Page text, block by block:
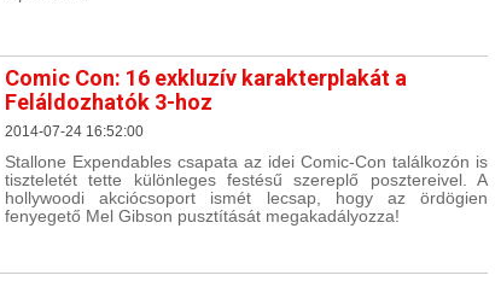
Comic Con: 16 exkluzív karakterplakát a
Feláldozhatók 3-hoz
2014-07-24 16:52:00
Stallone Expendables csapata az idei Comic-Con találkozón is
tiszteletét tette különleges festésű szereplő posztereivel. A
hollywoodi akciócsoport ismét lecsap, hogy az ördögien
fenyegető Mel Gibson pusztítását megakadályozza!